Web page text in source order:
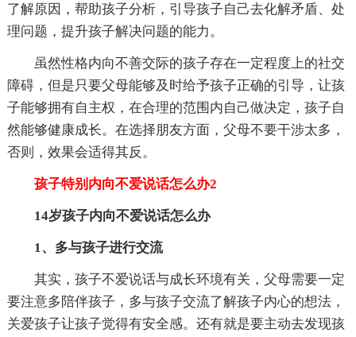
了解原因，帮助孩子分析，引导孩子自己去化解矛盾、处
理问题，提升孩子解决问题的能力。
虽然性格内向不善交际的孩子存在一定程度上的社交
障碍，但是只要父母能够及时给予孩子正确的引导，让孩
子能够拥有自主权，在合理的范围内自己做决定，孩子自
然能够健康成长。在选择朋友方面，父母不要干涉太多，
否则，效果会适得其反。
孩子特别内向不爱说话怎么办2
14岁孩子内向不爱说话怎么办
1、多与孩子进行交流
其实，孩子不爱说话与成长环境有关，父母需要一定
要注意多陪伴孩子，多与孩子交流了解孩子内心的想法，
关爱孩子让孩子觉得有安全感。还有就是要主动去发现孩